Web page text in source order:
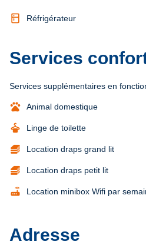
kitchen Réfrigérateur
Services
Services supplémentaires en
pets Animal domestique
dry_cleaning Linge de toilette
Location draps grand lit
Location draps petit lit
router Location minibox Wifi par
Adresse